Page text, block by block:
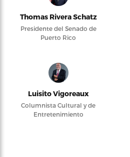
Thomas Rivera Schatz
Presidente del Senado de
Puerto Rico
Luisito Vigoreaux
Columnista Cultural y de
Entretenimiento